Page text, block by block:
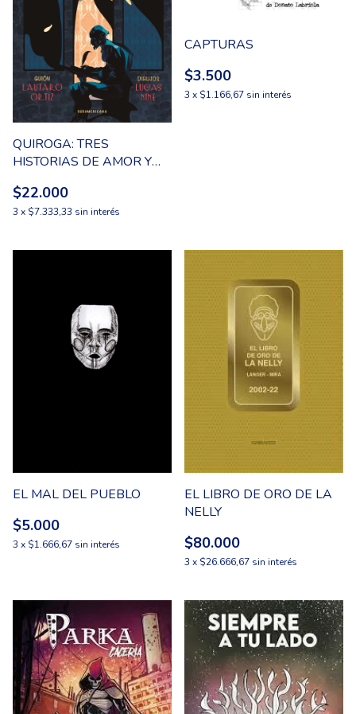
QUIROGA: TRES
HISTORIAS DE AMOR Y
$22.000
3 x $7.333,33 sin interés
CAPTURAS
$3.500
3 x $1.166,67 sin interés
EL MAL DEL PUEBLO
$5.000
3 x $1.666,67 sin interés
EL LIBRO DE ORO DE LA
NELLY
$80.000
3 x $26.666,67 sin interés